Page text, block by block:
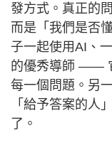
發方式。真正的
而是「我們是否
子一起使用AI、
的優秀導師 ——
每一個問題。另
「給予答案的人
了。